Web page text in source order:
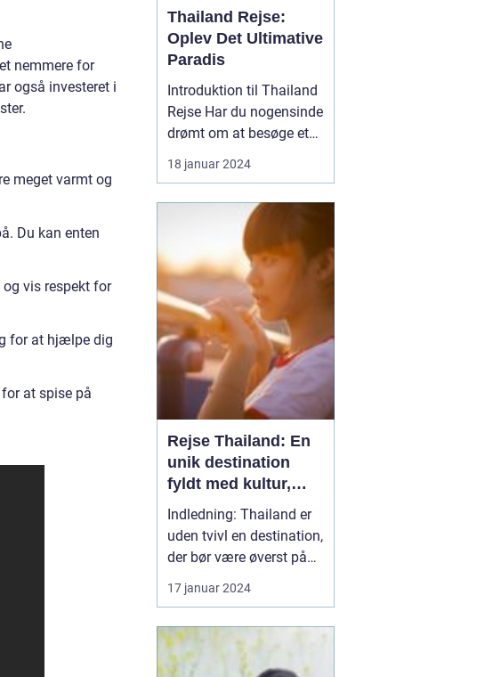
nemmere for
også investeret i
meget varmt og
Du kan enten
vis respekt for
for at hjælpe dig
at spise på
Thailand Rejse:
Oplev Det Ultimative
Paradis
Introduktion til Thailand
Rejse Har du nogensinde
drømt om at besøge et
sted, hvor solen skinner
året rundt, og
venter på dig? Så er en
Thailand rejse det
oplagte valg for dig!
Dette smukke land i det
sydøstlige Asien er kendt
fo...
18 januar 2024
Rejse Thailand: En
unik destination
fyldt med kultur,
skønhed og eventyr
Indledning: Thailand er
uden tvivl en destination,
der bør være øverst på
listen for enhver rejsende
og eventyrlysten sjæl.
skønhed, rige kultur og
spændende historie, er
17 januar 2024